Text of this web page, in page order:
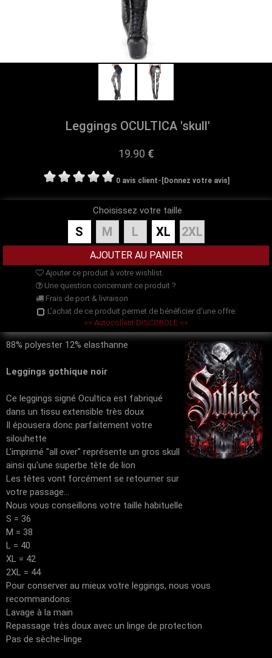
Leggings OCULTICA 'skull'
19.90 €
0 avis client- [Donnez votre avis]
Choisissez votre taille
S M L XL 2XL
Ajouter ce produit à votre wishlist.
Une question concernant ce produit ?
Frais de port & livraison
L'achat de ce produit permet de bénéficier d'une offre:
>> Autocollant DISCOBOLE <<
88% polyester 12% elasthanne
Leggings gothique noir
Ce leggings signé Ocultica est fabriqué
dans un tissu extensible très doux
Il épousera donc parfaitement votre
silouhette
L'imprimé "all over" représente un gros skull
ainsi qu'une superbe tête de lion
Les têtes vont forcément se retourner sur
votre passage...
Nous vous conseillons votre taille habituelle
S = 36
M = 38
L = 40
XL = 42
2XL = 44
Pour conserver au mieux votre leggings, nous vous
recommandons:
Lavage à la main
Repassage très doux avec un linge de protection
Pas de sèche-linge